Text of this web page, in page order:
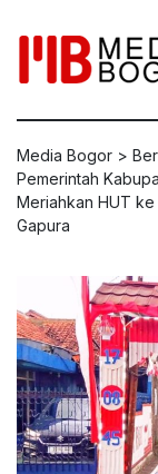
Media Bogor >
Pemerintah
Meriahkan HUT
Gapura